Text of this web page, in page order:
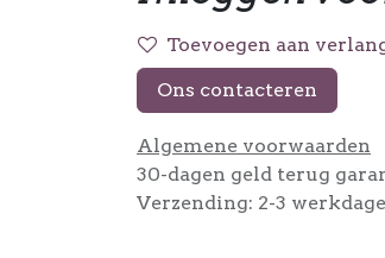
Toevoegen aan
Ons contacteren
Algemene voorwaarden
30-dagen geld terug
Verzending: 2-3